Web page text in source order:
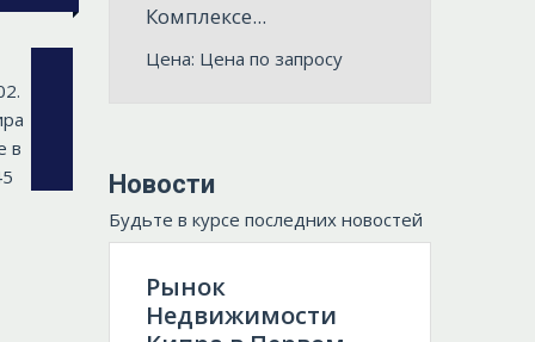
Комплексе...
Цена: Цена по запросу
Новости
Будьте в курсе последних новостей
Рынок
Недвижимости